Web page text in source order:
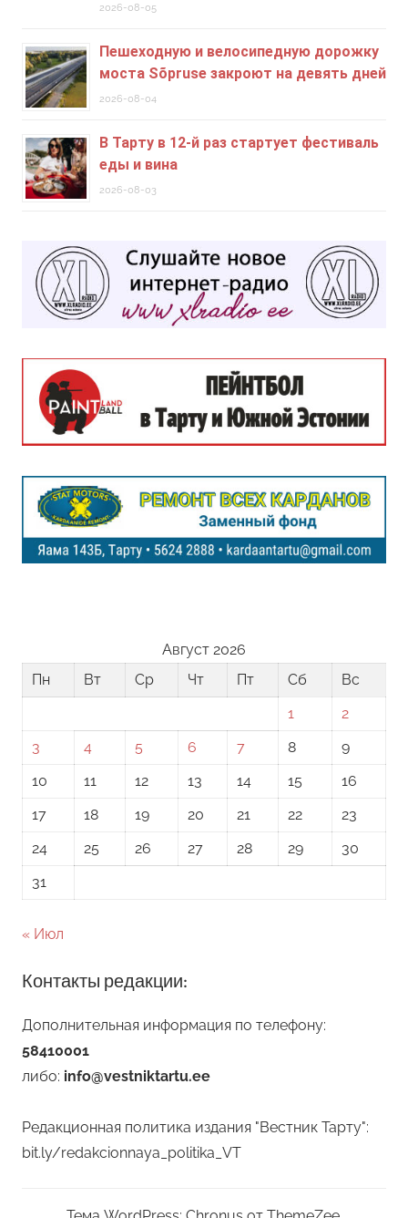
2026-08-05
Пешеходную и велосипедную дорожку
моста Sõpruse закроют на девять дней
2026-08-04
В Тарту в 12-й раз стартует фестиваль
еды и вина
2026-08-03
Август 2026
Пн
Вт Ср Чт Пт Сб
Вс
1
2
3
4 5 6 7 8
9
10
11 12 13 14 15
16
17
18 19 20 21 22
23
24
25 26 27 28 29
30
31
« Июл
Контакты редакции:
Дополнительная информация по телефону:
58410001
либо: info@vestniktartu.ee
Редакционная политика издания "Вестник Тарту":
bit.ly/redakcionnaya_politika_VT